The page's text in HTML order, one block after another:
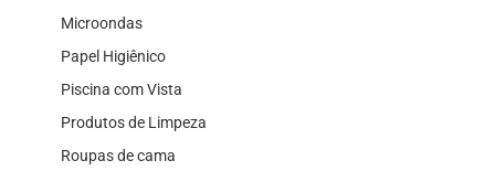
Microondas
Papel Higiênico
Piscina com Vista
Produtos de Limpeza
Roupas de cama